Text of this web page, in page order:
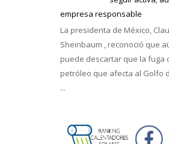
empresa responsable
La presidenta de México,
Sheinbaum , reconoció que
puede descartar que la fuga
petróleo que afecta al Golfo
...